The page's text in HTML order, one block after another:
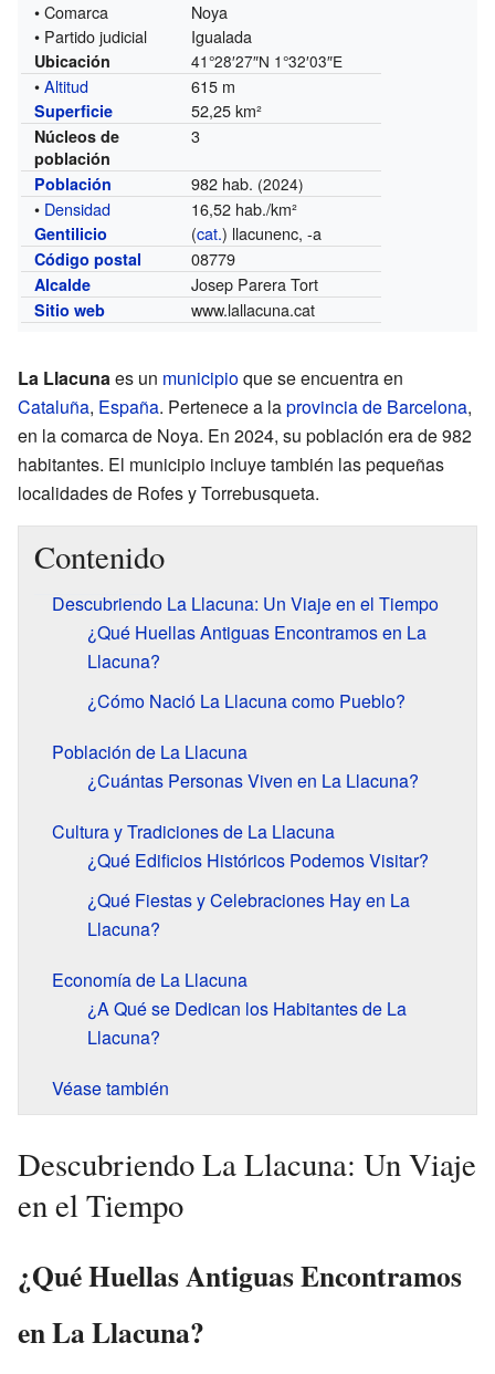
• Comarca
Noya
• Partido judicial
Igualada
Ubicación 41°28′27″N 1°32′03″E
•Altitud 615 m
Superficie 52,25 km²
Núcleos de
población
3
Población 982 hab. (2024)
• Densidad 16,52 hab./km²
Gentilicio (cat.) llacunenc, -a
Código postal 08779
Alcalde Josep Parera Tort
Sitio web www.lallacuna.cat
La Llacunaes un municipioque se encuentra en
Cataluña, España. Pertenece a laprovincia de Barcelona,
en la comarca de Noya. En 2024, su población era de 982
habitantes. El municipio incluye también las pequeñas
localidades de Rofes y Torrebusqueta.
Contenido
Descubriendo La Llacuna: Un Viaje en el Tiempo
¿Qué Huellas Antiguas Encontramos en La
Llacuna?
¿Cómo Nació La Llacuna como Pueblo?
Población de La Llacuna
¿Cuántas Personas Viven en La Llacuna?
Cultura y Tradiciones de La Llacuna
¿Qué Edificios Históricos Podemos Visitar?
¿Qué Fiestas y Celebraciones Hay en La
Llacuna?
Economía de La Llacuna
¿A Qué se Dedican los Habitantes de La
Llacuna?
Véase también
Descubriendo La Llacuna: Un Viaje
en el Tiempo
¿Qué Huellas Antiguas Encontramos
en La Llacuna?